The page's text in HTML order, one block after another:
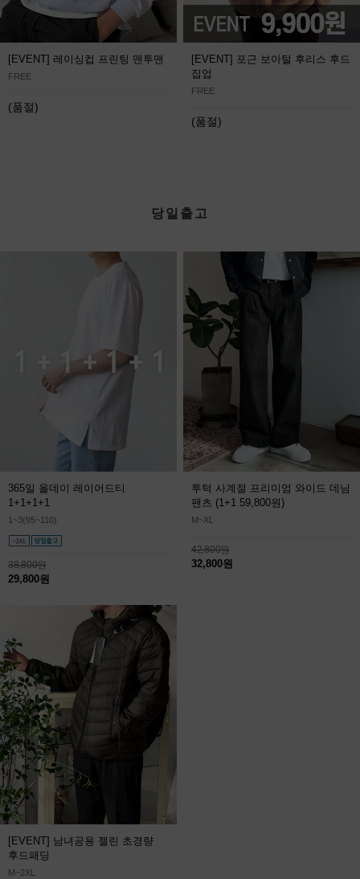
[EVENT] 레이싱컵 프린팅 맨투맨
FREE
(품절)
[EVENT] 포근 보아털 후리스 후드
집업
FREE
(품절)
당일출고
365일 올데이 레이어드티
1+1+1+1
1~3(95~110)
38,800원
29,800원
투턱 사계절 프리미엄 와이드 데님
팬츠 (1+1 59,800원)
M~XL
42,800원
32,800원
[EVENT] 남녀공용 젤린 초경량
후드패딩
M~2XL